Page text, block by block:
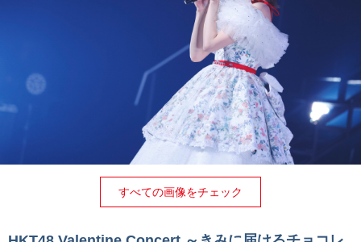
すべての画像をチェック